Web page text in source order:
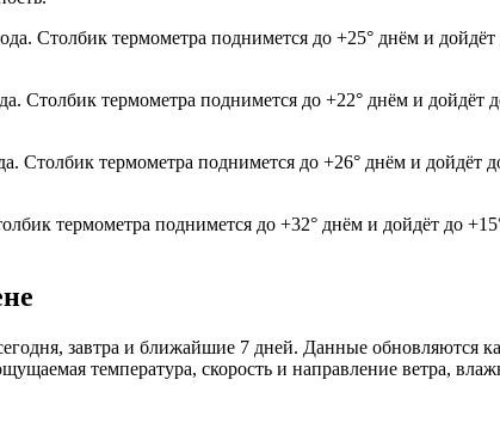
Столбик термометра поднимется до +25° днём и
Столбик термометра поднимется до +22° днём и
Столбик термометра поднимется до +26° днём и
термометра поднимется до +32° днём и дойдёт до
завтра и ближайшие 7 дней. Данные обновляются
температура, скорость и направление ветра,